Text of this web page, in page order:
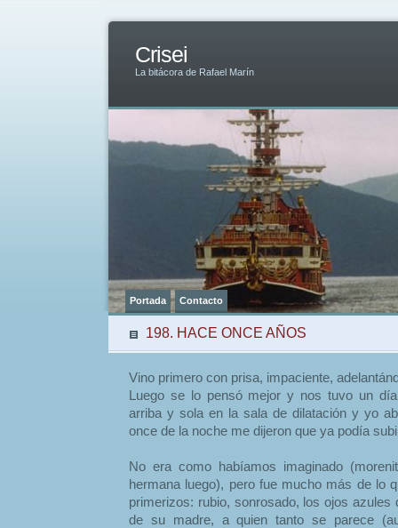
Crisei
La bitácora de Rafael Marín
Portada Contacto
198. HACE ONCE AÑOS
Vino primero con prisa, impaciente,
Luego se lo pensó mejor y nos tuvo un
arriba y sola en la sala de dilatación y yo
once de la noche me dijeron que ya podía
No era como habíamos imaginado
hermana luego), pero fue mucho más de lo
primerizos: rubio, sonrosado, los ojos
de su madre, a quien tanto se parece